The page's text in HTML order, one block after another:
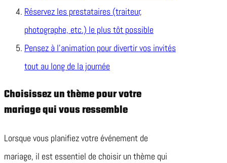
Réservez les prestataires (traiteur,
photographe, etc.) le plus tôt possible
Pensez à l’animation pour divertir vos invités
tout au long de la journée
Choisissez un thème pour votre
mariage qui vous ressemble
Lorsque vous planifiez votre événement de
mariage, il est essentiel de choisir un thème qui